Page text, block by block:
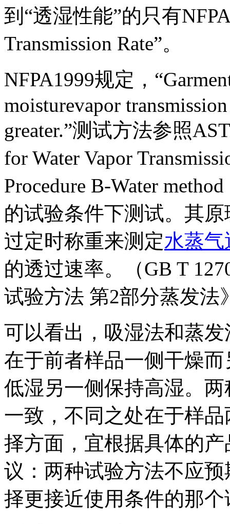
到“透湿性能”的只有
Transmission Rate”。
NFPA1999规定，
moisturevapor
greater.”测试方法参照
for Water Vapor
Procedure B-Water
的试验条件下测试。其
过定时称重来测定水蒸气
的透过速率。（GB T
试验方法 第2部分蒸发法
可以看出，吸湿法和蒸
在于前者样品一侧干燥
低湿另一侧保持高湿。
一致，不同之处在于样
择方面，宜根据具体的
议：两种试验方法不应
择更接近使用条件的那